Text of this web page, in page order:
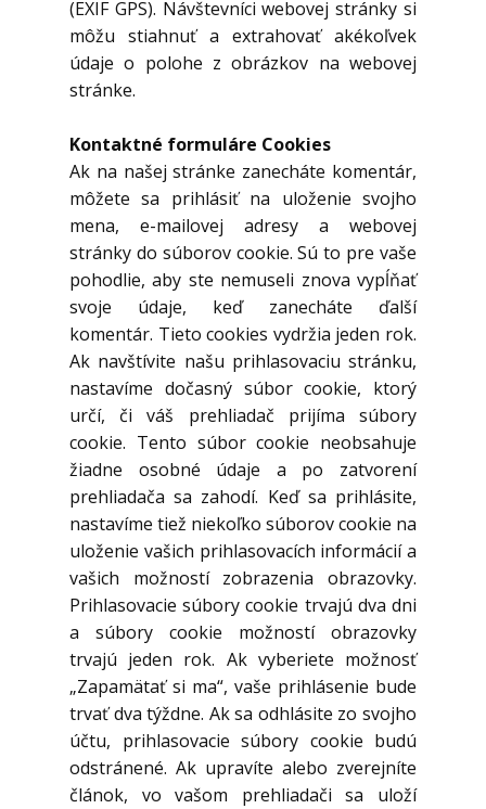
(EXIF GPS). Návštevníci webovej stránky si
môžu stiahnuť a extrahovať akékoľvek
údaje o polohe z obrázkov na webovej
stránke.
Kontaktné formuláre Cookies
Ak na našej stránke zanecháte komentár,
môžete sa prihlásiť na uloženie svojho
mena, e-mailovej adresy a webovej
stránky do súborov cookie. Sú to pre vaše
pohodlie, aby ste nemuseli znova vypĺňať
svoje údaje, keď zanecháte ďalší
komentár. Tieto cookies vydržia jeden rok.
Ak navštívite našu prihlasovaciu stránku,
nastavíme dočasný súbor cookie, ktorý
určí, či váš prehliadač prijíma súbory
cookie. Tento súbor cookie neobsahuje
žiadne osobné údaje a po zatvorení
prehliadača sa zahodí. Keď sa prihlásite,
nastavíme tiež niekoľko súborov cookie na
uloženie vašich prihlasovacích informácií a
vašich možností zobrazenia obrazovky.
Prihlasovacie súbory cookie trvajú dva dni
a súbory cookie možností obrazovky
trvajú jeden rok. Ak vyberiete možnosť
„Zapamätať si ma“, vaše prihlásenie bude
trvať dva týždne. Ak sa odhlásite zo svojho
účtu, prihlasovacie súbory cookie budú
odstránené. Ak upravíte alebo zverejníte
článok, vo vašom prehliadači sa uloží